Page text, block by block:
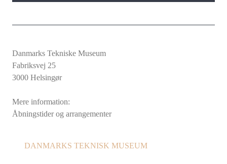
Danmarks Tekniske Museum
Fabriksvej 25
3000 Helsingør
Mere information:
Åbningstider og arrangementer
DANMARKS TEKNISK MUSEUM